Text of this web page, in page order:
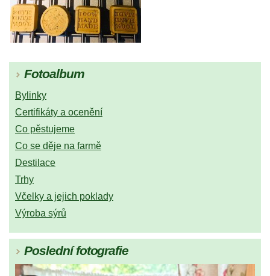
Fotoalbum
Bylinky
Certifikáty a ocenění
Co pěstujeme
Co se děje na farmě
Destilace
Trhy
Včelky a jejich poklady
Výroba sýrů
Poslední fotografie